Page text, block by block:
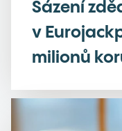
Sázení
v
milionů